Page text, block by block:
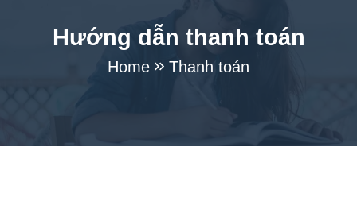
Hướng dẫn thanh toán
Home Thanh toán